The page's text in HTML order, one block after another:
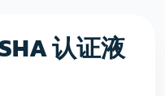
认证液